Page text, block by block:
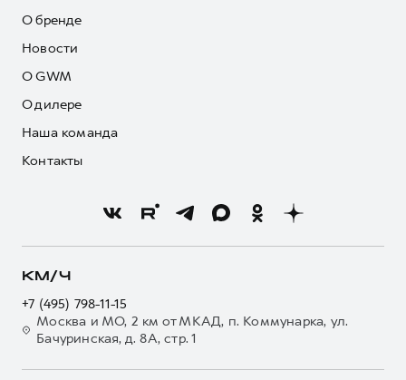
О бренде
Новости
О GWM
О дилере
Наша команда
Контакты
КМ/Ч
+7 (495) 798-11-15
Москва и МО, 2 км от МКАД, п. Коммунарка, ул.
Бачуринская, д. 8А, стр. 1